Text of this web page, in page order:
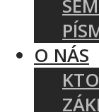
O NÁS